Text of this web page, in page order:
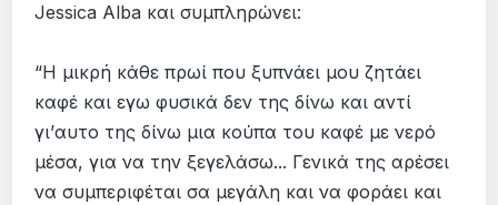
Jessica Alba και συμπληρώνει:
“H μικρή κάθε πρωί που ξυπνάει μου ζητάει
καφέ και εγω φυσικά δεν της δίνω και αντί
γι’αυτο της δίνω μια κούπα του καφέ με νερό
μέσα, για να την ξεγελάσω... Γενικά της αρέσει
να συμπεριφέται σα μεγάλη και να φοράει και